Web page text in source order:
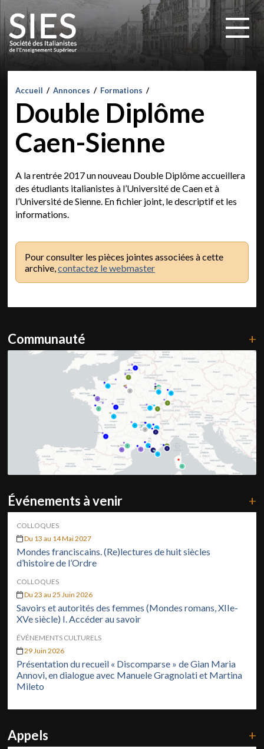
Accueil / Annonces / Formations /
Double Diplôme
Caen-Sienne
A la rentrée 2017 un nouveau Double Diplôme accueillera
des étudiants italianistes à l’Université de Caen et à
l’Université de Sienne. En fichier joint, le descriptif et les
informations.
Pour consulter les pièces jointes associées à cette
archive,contactez le webmaster
Communauté +
Événements à venir +
COLLOQUES
Du 13 au 14 Mai 2027
Mondes franciscains. (Re)lectures de huit siècles
d’histoire de l’Ordre
COLLOQUES
Du 23 au 25 Juin 2026
Savoirs et autorités des femmes (Mondes romans, XIIe-
XVe siècle) I. Accéder au savoir
ÉVÉNEMENTS CULTURELS
29 Juin 2026
Présentation du recueil « Discomparse » de Gian Maria
Annovi, en dialogue avec Manuele Gragnolati et Martina
Mileto
Appels +